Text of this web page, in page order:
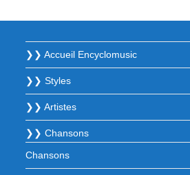
❯❯ Accueil Encyclomusic
❯❯ Styles
❯❯ Artistes
❯❯ Chansons
Chansons